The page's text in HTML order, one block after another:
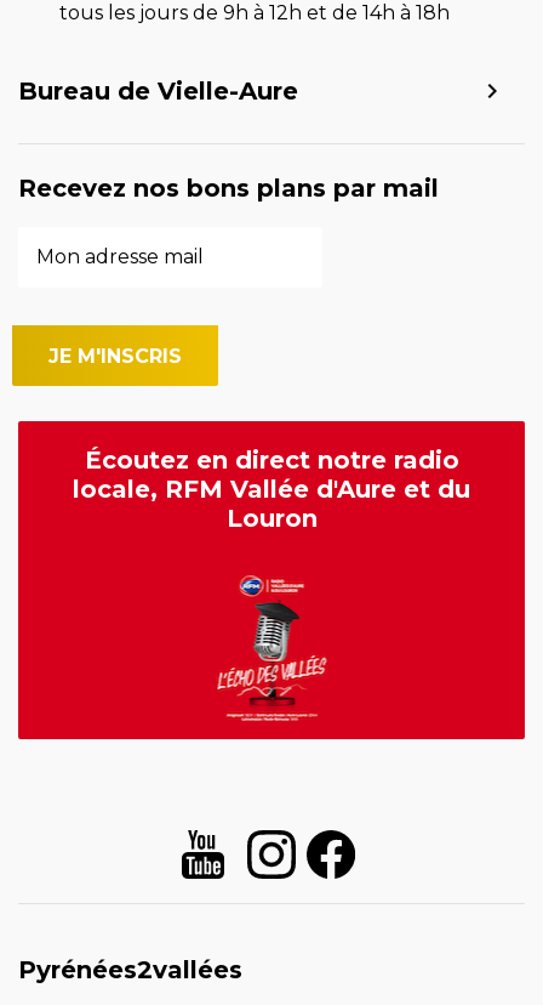
tous les jours de 9h à 12h et de 14h à 18h
Bureau de Vielle-Aure
Recevez nos bons plans par mail
Écoutez en direct notre radio
locale, RFM Vallée d'Aure et du
Louron
Pyrénées2vallées